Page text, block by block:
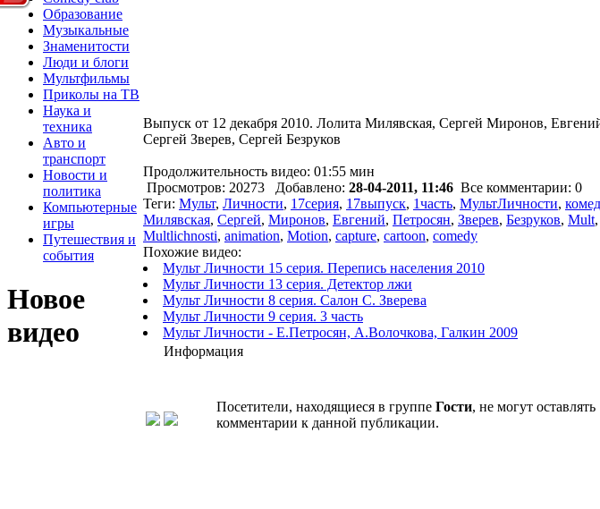
Образование
Музыкальные
Знаменитости
Люди и блоги
Мультфильмы
Приколы на ТВ
Наука и
техника
Авто и
транспорт
Новости и
политика
Компьютерные
игры
Путешествия и
события
Новое
видео
Выпуск от 12 декабря 2010. Лолита Милявская, Сергей Миронов,
Сергей Зверев, Сергей Безруков
Продолжительность видео: 01:55 мин
Просмотров: 20273 Добавлено: 28-04-2011, 11:46 Все комментарии: 0
Теги: Мульт, Личности, 17серия, 17выпуск, 1часть, МультЛичности,
Милявская, Сергей, Миронов, Евгений, Петросян, Зверев, Безруков, Mult,
Multlichnosti, animation, Motion, capture, cartoon, comedy
Похожие видео:
Мульт Личности 15 серия. Перепись населения 2010
Мульт Личности 13 серия. Детектор лжи
Мульт Личности 8 серия. Салон С. Зверева
Мульт Личности 9 серия. 3 часть
Мульт Личности - Е.Петросян, А.Волочкова, Галкин 2009
Информация
Посетители, находящиеся в группе Гости, не могут оставлять
комментарии к данной публикации.